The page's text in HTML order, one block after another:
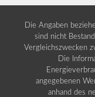
Die Angaben
sind nicht
Vergleichszwecken
Die
angegebenen
anhand des